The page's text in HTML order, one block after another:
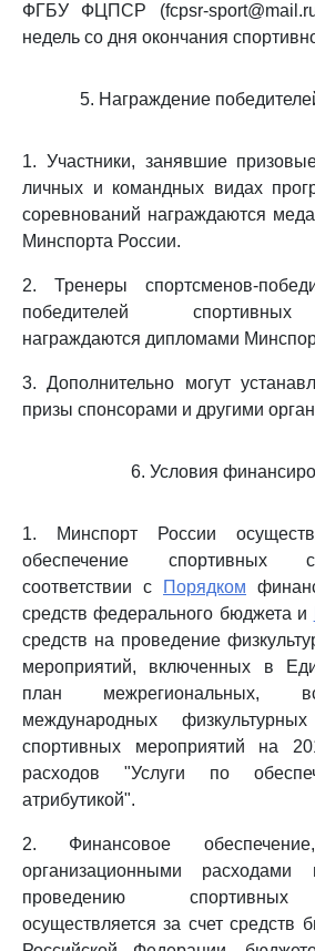
ФГБУ ФЦПСР (fcpsr-
недель со дня окончания
5. Награждение
1. Участники, занявшие
личных и командных видах
соревнований награждаются
Минспорта России.
2. Тренеры спортсменов-
победителей спортивных
награждаются дипломами
3. Дополнительно могут
призы спонсорами и другими
6. Условия
1. Минспорт России
обеспечение спортивных
соответствии с
Порядком
средств федерального бюджета и
средств на проведение
мероприятий, включенных в
план межрегиональных,
международных
спортивных мероприятий на
расходов "Услуги по
атрибутикой".
2. Финансовое
организационными
проведению спортивных
осуществляется за счет средств